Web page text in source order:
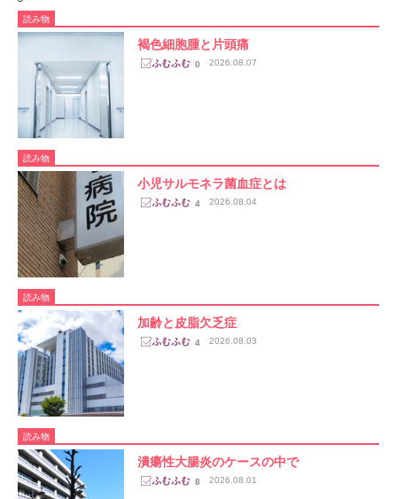
読み物
褐色細胞腫と片頭痛
0 2026.08.07
読み物
小児サルモネラ菌血症とは
4 2026.08.04
読み物
加齢と皮脂欠乏症
4 2026.08.03
読み物
潰瘍性大腸炎のケースの中で
8 2026.08.01